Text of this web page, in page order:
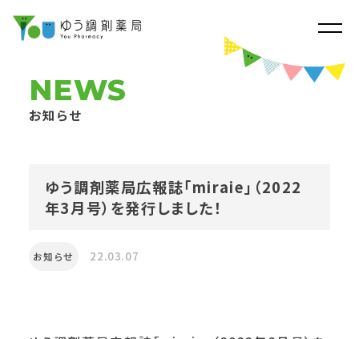
NEWS
お知らせ
ゆう調剤薬局広報誌「miraie」（2022
年3月号）を発行しました！
お知らせ 22.03.07